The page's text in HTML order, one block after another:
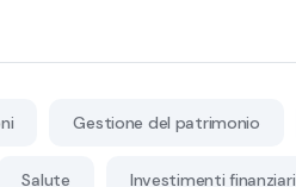
Gestione del patrimonio
Salute Investimenti finanziari